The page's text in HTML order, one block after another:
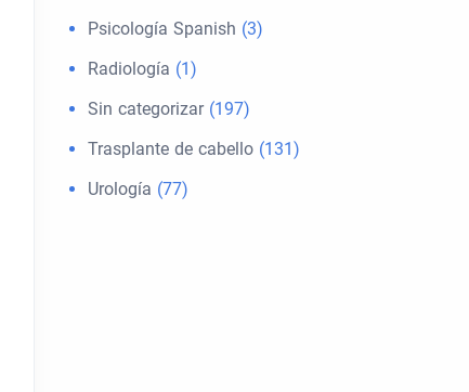
Psicología Spanish (3)
Radiología (1)
Sin categorizar(197)
Trasplante de cabello (131)
Urología (77)